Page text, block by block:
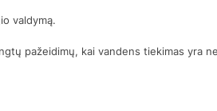
valdymą.
pažeidimų, kai vandens tiekimas yra